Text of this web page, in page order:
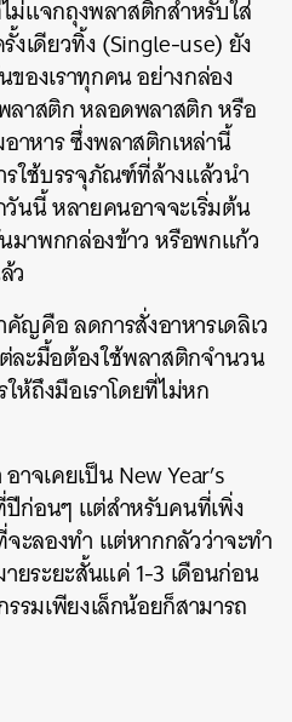
ม่แจกถุงพลาสติกสำหรับใส่
เดียวทิ้ง (Single-use) ยัง
องเราทุกคน อย่างกล่อง
ลาสติก หลอดพลาสติก หรือ
หาร ซึ่งพลาสติกเหล่านี้
รใช้บรรจุภัณฑ์ที่ล้างแล้วนำ
นนี้ หลายคนอาจจะเริ่มต้น
มาพกกล่องข้าว หรือพกแก้ว
ว
ญคือ ลดการสั่งอาหารเดลิเว
ต่ละมื้อต้องใช้พลาสติกจำนวน
ห้ถึงมือเราโดยที่ไม่หก
จเคยเป็น New Year’s
ก่อนๆ แต่สำหรับคนที่เพิ่ง
ะลองทำ แต่หากกลัวว่าจะทำ
ยระยะสั้นแค่ 1-3 เดือนก่อน
รมเพียงเล็กน้อยก็สามารถ